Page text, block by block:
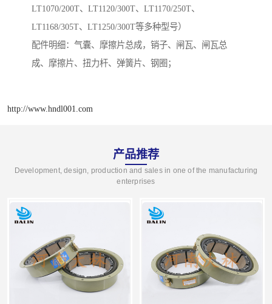
LT1070/200T、LT1120/300T、LT1170/250T、
LT1168/305T、LT1250/300T等多种型号）
配件明细：气囊、摩擦片总成，销子、闸瓦、闸瓦总
成、摩擦片、扭力杆、弹簧片、钢圈；
http://www.hndl001.com
产品推荐
Development, design, production and sales in one of the manufacturing
enterprises